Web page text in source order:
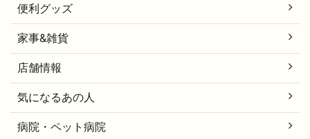
便利グッズ
家事&雑貨
店舗情報
気になるあの人
病院・ペット病院